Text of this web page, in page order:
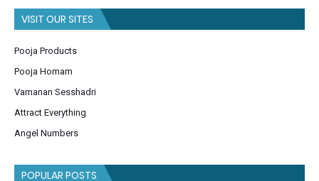
VISIT OUR SITES
Pooja Products
Pooja Homam
Vamanan Sesshadri
Attract Everything
Angel Numbers
POPULAR POSTS